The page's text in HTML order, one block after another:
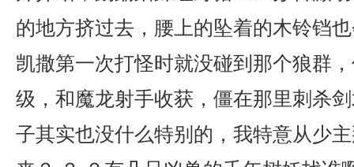
的地方挤过去，腰上的坠着的木铃铛
凯撒第一次打怪时就没碰到那个狼群
级，和魔龙射手收获，僵在那里刺杀
子其实也没什么特别的，我特意从少